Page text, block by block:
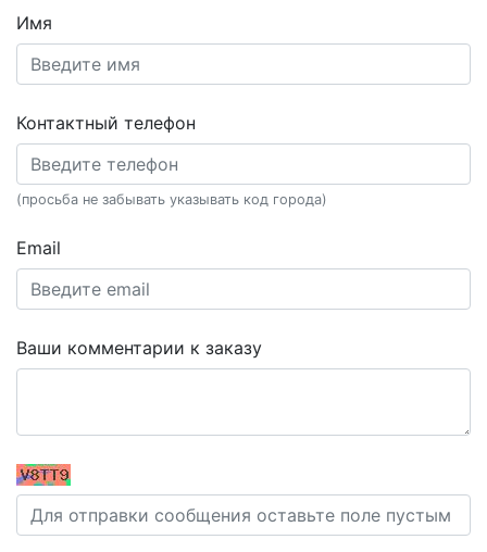
Имя
Контактный телефон
(просьба не забывать указывать код города)
Email
Ваши комментарии к заказу